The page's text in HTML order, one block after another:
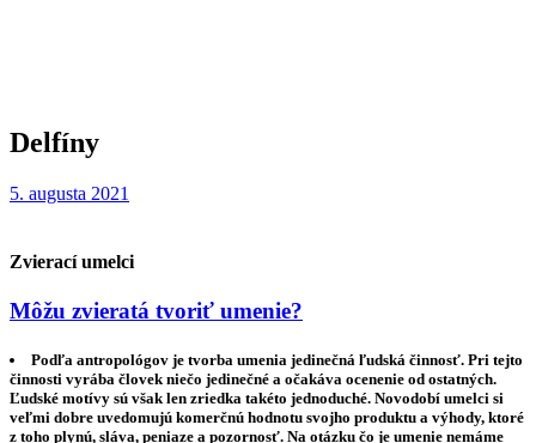
Delfíny
5. augusta 2021
Zvierací umelci
Môžu zvieratá tvoriť umenie?
Podľa antropológov je tvorba umenia jedinečná ľudská činnosť. Pri tejto
činnosti vyrába človek niečo jedinečné a očakáva ocenenie od ostatných.
Ľudské motívy sú však len zriedka takéto jednoduché. Novodobí umelci si
veľmi dobre uvedomujú komerčnú hodnotu svojho produktu a výhody, ktoré
z toho plynú, sláva, peniaze a pozornosť. Na otázku čo je umenie nemáme